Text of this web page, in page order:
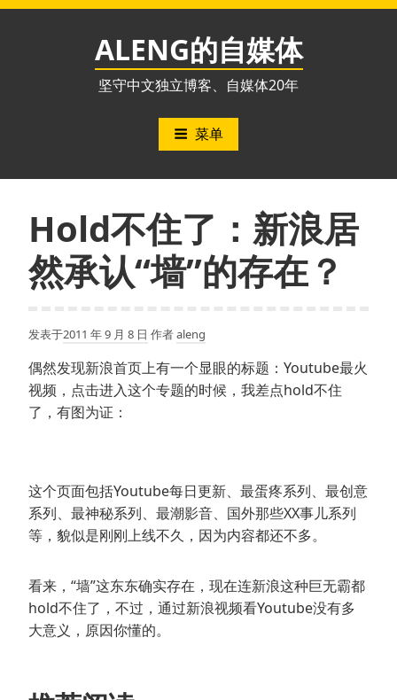
跳
ALENG的自媒体
坚守中文独立博客、自媒体20年
菜单
Hold不住了：新浪居
然承认“墙”的存在？
发表于2011 年 9 月 8 日 作者aleng
偶然发现新浪首页上有一个显眼的标题：Youtube最火
视频，点击进入这个专题的时候，我差点hold不住
了，有图为证：
这个页面包括Youtube每日更新、最蛋疼系列、最创意
系列、最神秘系列、最潮影音、国外那些XX事儿系列
等，貌似是刚刚上线不久，因为内容都还不多。
看来，“墙”这东东确实存在，现在连新浪这种巨无霸都
hold不住了，不过，通过新浪视频看Youtube没有多
大意义，原因你懂的。